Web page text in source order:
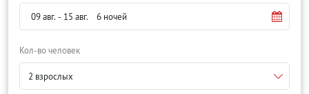
Кол-во человек
2 взрослых